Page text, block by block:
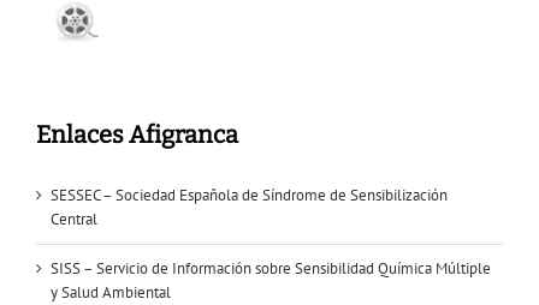
Enlaces Afigranca
SESSEC – Sociedad Española de Síndrome de Sensibilización
Central
SISS – Servicio de Información sobre Sensibilidad Química Múltiple
y Salud Ambiental